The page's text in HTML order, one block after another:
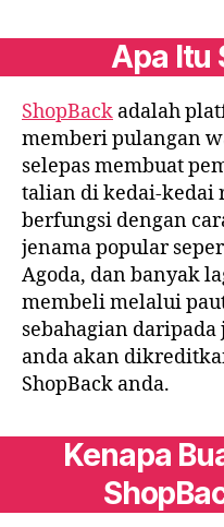
Apa Itu
ShopBack adalah
memberi pulangan
selepas membuat
talian di kedai-kedai
berfungsi dengan
jenama popular
Agoda, dan banyak
membeli melalui
sebahagian
anda akan
ShopBack anda.
Kenapa